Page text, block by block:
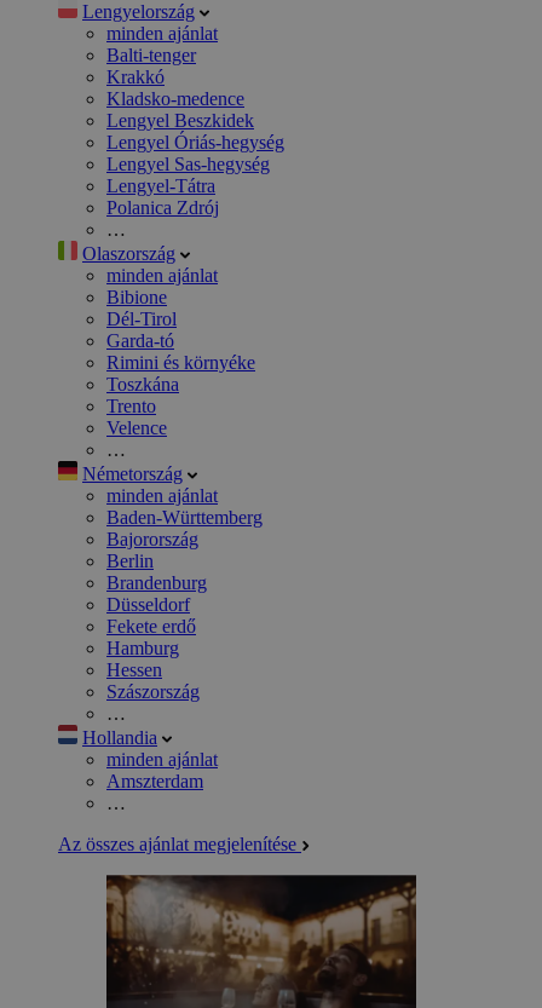
Lengyelország
minden ajánlat
Balti-tenger
Krakkó
Kladsko-medence
Lengyel Beszkidek
Lengyel Óriás-hegység
Lengyel Sas-hegység
Lengyel-Tátra
Polanica Zdrój
…
Olaszország
minden ajánlat
Bibione
Dél-Tirol
Garda-tó
Rimini és környéke
Toszkána
Trento
Velence
…
Németország
minden ajánlat
Baden-Württemberg
Bajorország
Berlin
Brandenburg
Düsseldorf
Fekete erdő
Hamburg
Hessen
Szászország
…
Hollandia
minden ajánlat
Amszterdam
…
Az összes ajánlat megjelenítése